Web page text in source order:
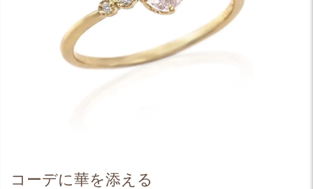
コーデに華を添える